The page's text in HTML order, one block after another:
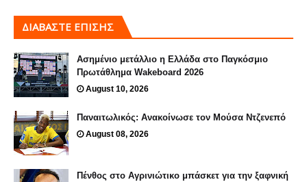
ΔΙΑΒΑΣΤΕ ΕΠΙΣΗΣ
Ασημένιο μετάλλιο η Ελλάδα στο Παγκόσμιο
Πρωτάθλημα Wakeboard 2026
August 10, 2026
Παναιτωλικός: Ανακοίνωσε τον Μούσα Ντζενεπό
August 08, 2026
Πένθος στο Αγρινιώτικο μπάσκετ για την ξαφνική